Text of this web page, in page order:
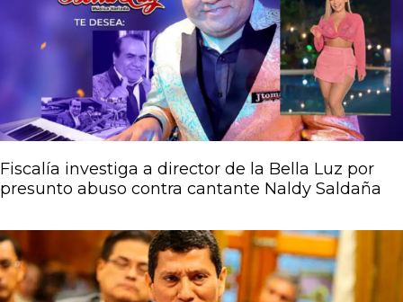
Fiscalía investiga a director de la Bella Luz por
presunto abuso contra cantante Naldy Saldaña
PáginaPágina
Página
Página
Página